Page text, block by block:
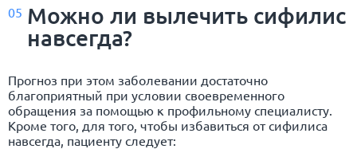
05 Можно ли вылечить сифилис
навсегда?
Прогноз при этом заболевании достаточно
благоприятный при условии своевременного
обращения за помощью к профильному специалисту.
Кроме того, для того, чтобы избавиться от сифилиса
навсегда, пациенту следует: